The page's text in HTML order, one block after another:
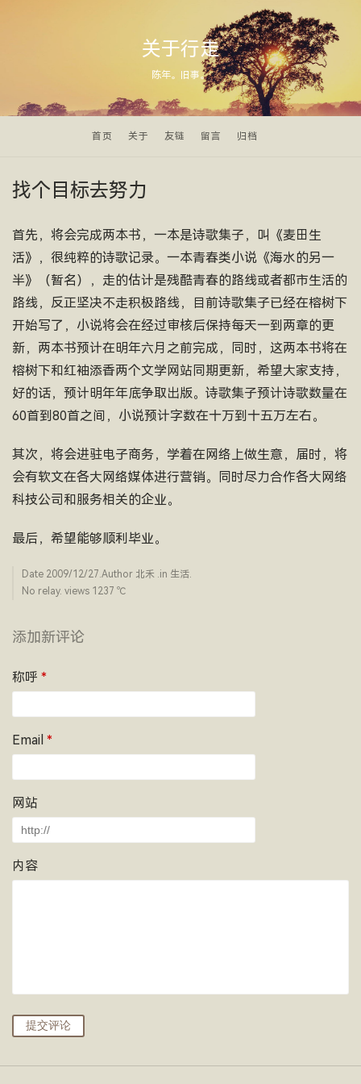
关于行走
陈年。旧事。
首页 关于 友链 留言 归档
找个目标去努力
首先，将会完成两本书，一本是诗歌集子，叫《麦田生
活》，很纯粹的诗歌记录。一本青春类小说《海水的另一
半》（暂名），走的估计是残酷青春的路线或者都市生活的
路线，反正坚决不走积极路线，目前诗歌集子已经在榕树下
开始写了，小说将会在经过审核后保持每天一到两章的更
新，两本书预计在明年六月之前完成，同时，这两本书将在
榕树下和红袖添香两个文学网站同期更新，希望大家支持，
好的话，预计明年年底争取出版。诗歌集子预计诗歌数量在
60首到80首之间，小说预计字数在十万到十五万左右。
其次，将会进驻电子商务，学着在网络上做生意，届时，将
会有软文在各大网络媒体进行营销。同时尽力合作各大网络
科技公司和服务相关的企业。
最后，希望能够顺利毕业。
Date 2009/12/27.Author 北禾 .in 生活.
No relay. views 1237 ­℃
添加新评论
称呼 *
Email *
网站
内容
提交评论